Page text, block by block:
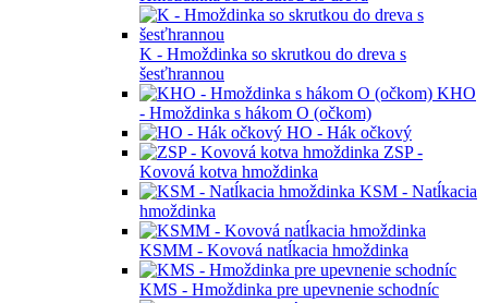
DIN439 - Matica nízka šesťhranná
DIN557 - Matica štvorhranná
DIN6334 - Matica predĺžená šesťhranná
Matica nitovacia metrická
Kotviaci materiál
Hmoždinky
KHP -
Hmoždinka s rovným hákom
Hmoždinka s okrúhlym hákom
KHH - Hmoždinka s hojdačkovým hákom
Hmoždinka so skrutkou do dreva